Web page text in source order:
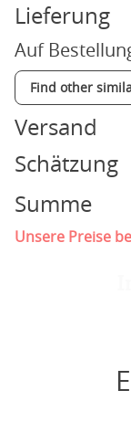
Lieferung
Auf
Find other
Versand
Schätzung
Summe
Unsere Preise